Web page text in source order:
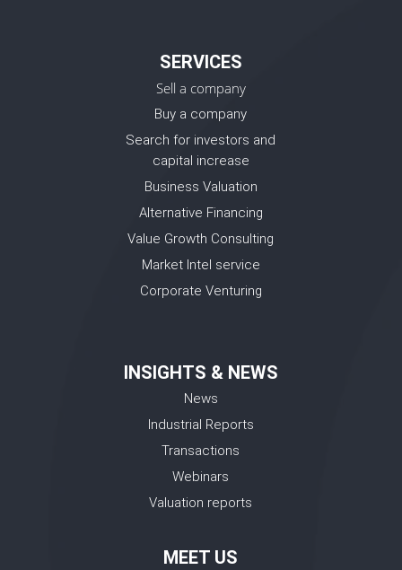
SERVICES
Sell a company
Buy a company
Search for investors and
capital increase
Business Valuation
Alternative Financing
Value Growth Consulting
Market Intel service
Corporate Venturing
INSIGHTS & NEWS
News
Industrial Reports
Transactions
Webinars
Valuation reports
MEET US